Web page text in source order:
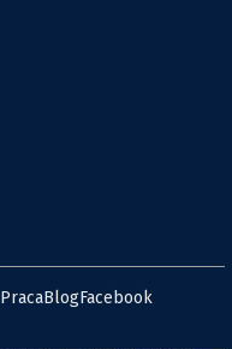
PracaBlogFacebook